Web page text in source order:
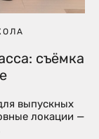
съёмка
выпускных
локации —